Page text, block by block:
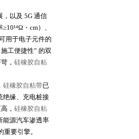
以及 5G 通信
・cm）、
用于电子元件的
工便捷性” 的双
， 硅橡胶自粘
硅橡胶自粘带已
绝缘、充电桩接
， 硅橡胶自粘
能源汽车渗透率
要引擎。